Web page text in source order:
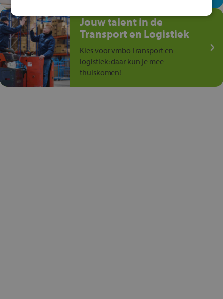
Jouw talent in de
Transport en Logistiek
Kies voor vmbo Transport en
logistiek: daar kun je mee
thuiskomen!